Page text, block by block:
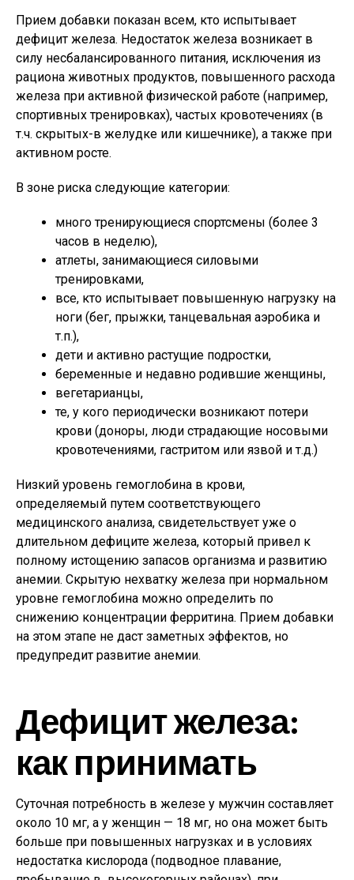
Прием добавки показан всем, кто испытывает
дефицит железа. Недостаток железа возникает в
силу несбалансированного питания, исключения из
рациона животных продуктов, повышенного расхода
железа при активной физической работе (например,
спортивных тренировках), частых кровотечениях (в
т.ч. скрытых-в желудке или кишечнике), а также при
активном росте.
В зоне риска следующие категории:
много тренирующиеся спортсмены (более 3
часов в неделю),
атлеты, занимающиеся силовыми
тренировками,
все, кто испытывает повышенную нагрузку на
ноги (бег, прыжки, танцевальная аэробика и
т.п.),
дети и активно растущие подростки,
беременные и недавно родившие женщины,
вегетарианцы,
те, у кого периодически возникают потери
крови (доноры, люди страдающие носовыми
кровотечениями, гастритом или язвой и т.д.)
Низкий уровень гемоглобина в крови,
определяемый путем соответствующего
медицинского анализа, свидетельствует уже о
длительном дефиците железа, который привел к
полному истощению запасов организма и развитию
анемии. Скрытую нехватку железа при нормальном
уровне гемоглобина можно определить по
снижению концентрации ферритина. Прием добавки
на этом этапе не даст заметных эффектов, но
предупредит развитие анемии.
Дефицит железа:
как принимать
Суточная потребность в железе у мужчин составляет
около 10 мг, а у женщин — 18 мг, но она может быть
больше при повышенных нагрузках и в условиях
недостатка кислорода (подводное плавание,